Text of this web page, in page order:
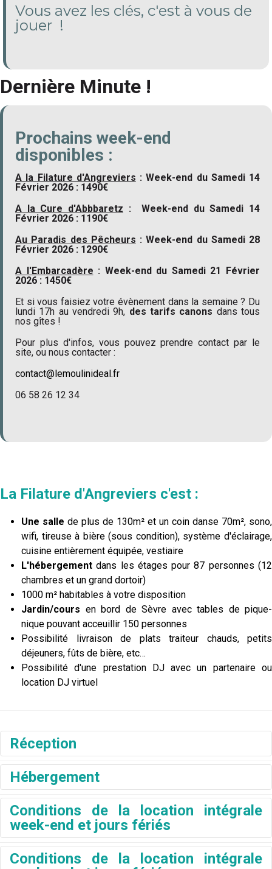
Vous avez les clés, c'est à vous de
jouer !
Dernière Minute !
Prochains week-end
disponibles :
A la Filature d'Angreviers : Week-end du Samedi 14
Février 2026 : 1490€
A la Cure d'Abbbaretz :
Week-end du Samedi 14
Février 2026 : 1190€
Au Paradis des Pêcheurs :Week-end du Samedi 28
Février 2026 : 1290€
A l'Embarcadère : Week-end du Samedi 21 Février
2026 : 1450€
Et si vous faisiez votre évènement dans la semaine ? Du
lundi 17h au vendredi 9h, des tarifs canons dans tous
nos gîtes !
Pour plus d'infos, vous pouvez prendre contact par le
site, ou nous contacter :
contact@lemoulinideal.fr
06 58 26 12 34
La Filature d'Angreviers c'est :
Une salle de plus de 130m² et un coin danse 70m², sono,
wifi, tireuse à bière (sous condition), système d'éclairage,
cuisine entièrement équipée, vestiaire
L'hébergement dans les étages pour 87 personnes (12
chambres et un grand dortoir)
1000 m² habitables à votre disposition
Jardin/cours en bord de Sèvre avec tables de pique-
nique pouvant acceuillir 150 personnes
Possibilité livraison de plats traiteur chauds, petits
déjeuners, fûts de bière, etc…
Possibilité d'une prestation DJ avec un partenaire ou
location DJ virtuel
Réception
Salle de réception de 50 à
156 personnes
une cuisine américaine (en tout 14 grandes
fenêtres de style clissonnais, surplomblant la
Hébergement
Hébergement jusqu'a 87
couchages (12 chambres et
Conditions de la location intégrale
week-end et jours fériés
Conditions de la location intégrale